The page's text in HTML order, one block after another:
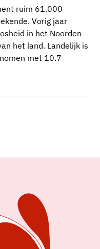
ruim 61.000
Vorig jaar
in het Noorden
het land. Landelijk is
met 10.7